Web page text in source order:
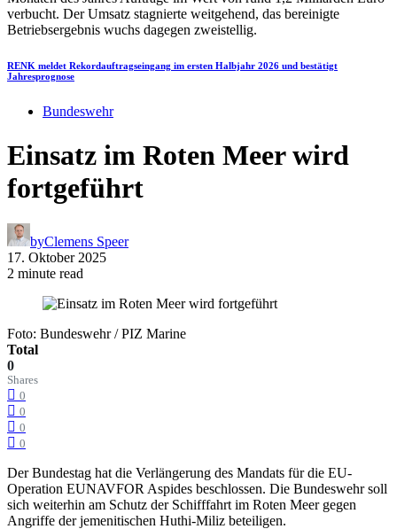
RENK meldet Rekordauftragseingang im ersten Halbjahr 2026 und bestätigt
Jahresprognose
Bundeswehr
Einsatz im Roten Meer wird
fortgeführt
byClemens Speer
17. Oktober 2025
2 minute read
Foto: Bundeswehr / PIZ Marine
Total
0
Shares
0
0
0
0
Der Bundestag hat die Verlängerung des Mandats für die EU-
Operation EUNAVFOR Aspides beschlossen. Die Bundeswehr soll
sich weiterhin am Schutz der Schifffahrt im Roten Meer gegen
Angriffe der jemenitischen Huthi-Miliz beteiligen.